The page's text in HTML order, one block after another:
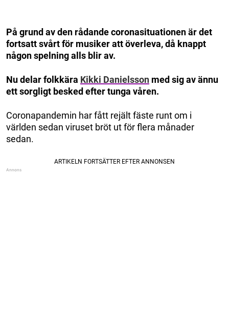
På grund av den rådande coronasituationen är det
fortsatt svårt för musiker att överleva, då knappt
någon spelning alls blir av.
Nu delar folkkära Kikki Danielsson med sig av ännu
ett sorgligt besked efter tunga våren.
Coronapandemin har fått rejält fäste runt om i
världen sedan viruset bröt ut för flera månader
sedan.